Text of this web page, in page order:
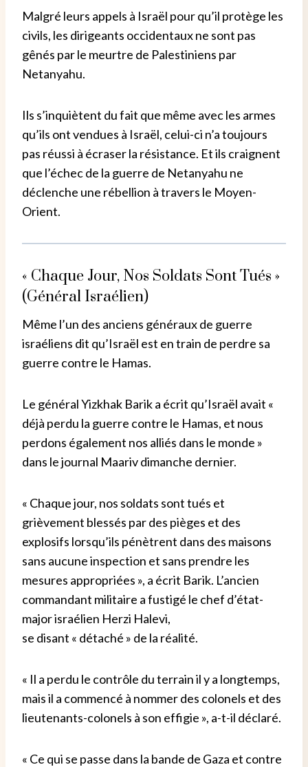
Malgré leurs appels à Israël pour qu’il protège les
civils, les dirigeants occidentaux ne sont pas
gênés par le meurtre de Palestiniens par
Netanyahu.
Ils s’inquiètent du fait que même avec les armes
qu’ils ont vendues à Israël, celui-ci n’a toujours
pas réussi à écraser la résistance. Et ils craignent
que l’échec de la guerre de Netanyahu ne
déclenche une rébellion à travers le Moyen-
Orient.
« Chaque Jour, Nos Soldats Sont Tués »
(général Israélien)
Même l’un des anciens généraux de guerre
israéliens dit qu’Israël est en train de perdre sa
guerre contre le Hamas.
Le général Yizkhak Barik a écrit qu’Israël avait «
déjà perdu la guerre contre le Hamas, et nous
perdons également nos alliés dans le monde »
dans le journal Maariv dimanche dernier.
« Chaque jour, nos soldats sont tués et
grièvement blessés par des pièges et des
explosifs lorsqu’ils pénètrent dans des maisons
sans aucune inspection et sans prendre les
mesures appropriées », a écrit Barik. L’ancien
commandant militaire a fustigé le chef d’état-
major israélien Herzi Halevi,
se disant « détaché » de la réalité.
« Il a perdu le contrôle du terrain il y a longtemps,
mais il a commencé à nommer des colonels et des
lieutenants-colonels à son effigie », a-t-il déclaré.
« Ce qui se passe dans la bande de Gaza et contre